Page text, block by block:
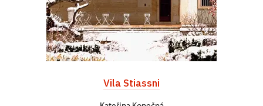
Vila Stiassni